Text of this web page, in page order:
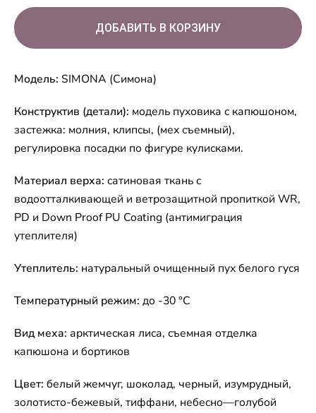
Модель: SIMONA (Симона)
Конструктив (детали): модель пуховика с капюшоном,
застежка: молния, клипсы, (мех съемный),
регулировка посадки по фигуре кулисками.
Материал верха: сатиновая ткань с
водоотталкивающей и ветрозащитной пропиткой WR,
PD и Down Proof PU Coating (антимиграция
утеплителя)
Утеплитель: натуральный очищенный пух белого гуся
Температурный режим: до -30 °C
Вид меха: арктическая лиса, съемная отделка
капюшона и бортиков
Цвет: белый жемчуг, шоколад, черный, изумрудный,
золотисто-бежевый, тиффани, небесно—голубой